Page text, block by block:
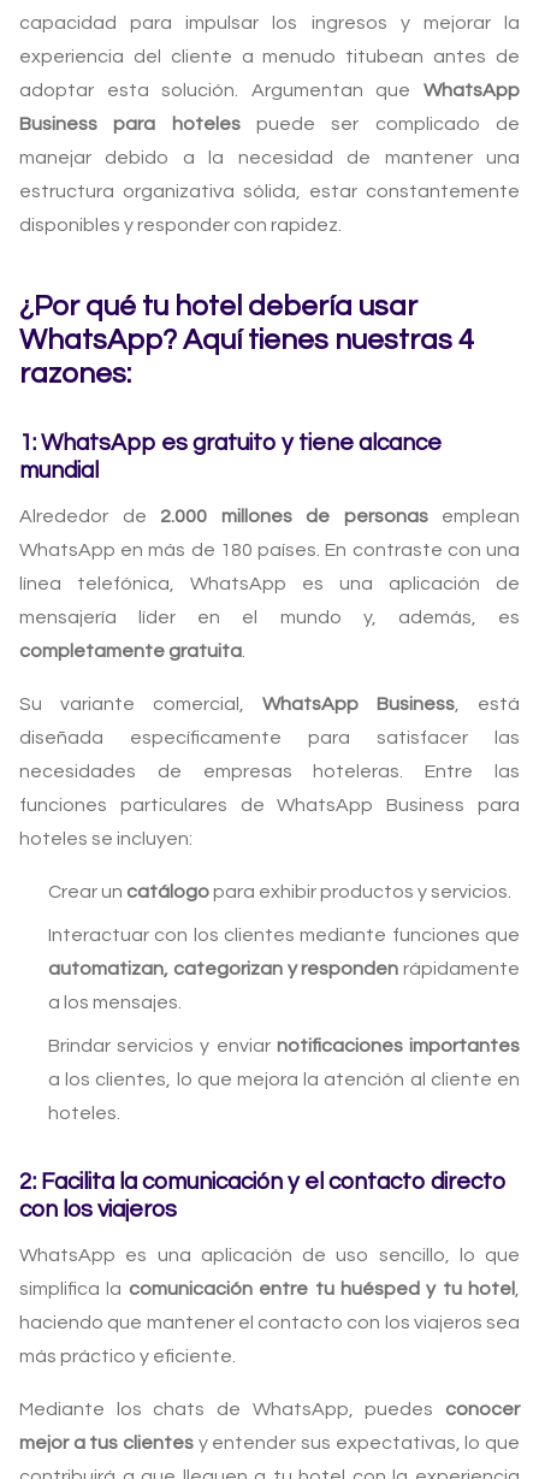
capacidad para impulsar los ingresos y mejorar la
experiencia del cliente a menudo titubean antes de
adoptar esta solución. Argumentan que WhatsApp
Business para hotelespuede ser complicado de
manejar debido a la necesidad de mantener una
estructura organizativa sólida, estar constantemente
disponibles y responder con rapidez.
¿Por qué tu hotel debería usar
WhatsApp? Aquí tienes nuestras 4
razones:
1: WhatsApp es gratuito y tiene alcance
mundial
Alrededor de 2.000 millones de personasemplean
WhatsApp en más de 180 países. En contraste con una
línea telefónica, WhatsApp es una aplicación de
mensajería líder en el mundo y, además, es
completamente gratuita
Su variante comercial, WhatsApp Business , está
diseñada específicamente para satisfacer las
necesidades de empresas hoteleras. Entre las
funciones particulares de WhatsApp Business para
hoteles se incluyen:
Crear un catálogopara exhibir productos y servicios.
Interactuar con los clientes mediante funciones que
automatizan, categorizan y responden rápidamente
a los mensajes.
Brindar servicios y enviar notificaciones importantes
a los clientes, lo que mejora la atención al cliente en
hoteles.
2: Facilita la comunicación y el contacto directo
con los viajeros
WhatsApp es una aplicación de uso sencillo, lo que
simplifica la comunicación entre tu huésped y tu hotel
haciendo que mantener el contacto con los viajeros sea
más práctico y eficiente.
Mediante los chats de WhatsApp, puedes conocer
mejor a tus clientes y entender sus expectativas, lo que